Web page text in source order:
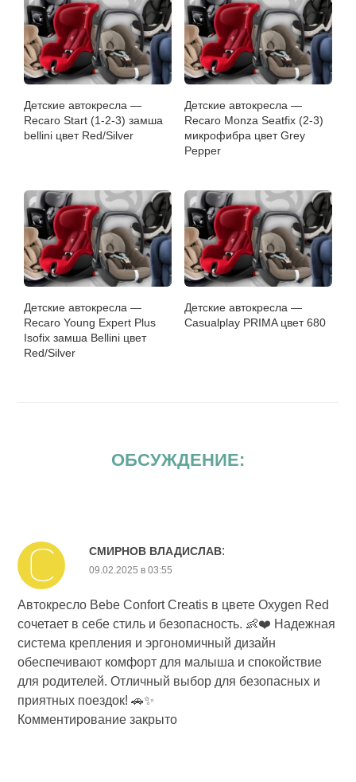
Детские автокресла —
Recaro Start (1-2-3) замша
bellini цвет Red/Silver
Детские автокресла —
Recaro Monza Seatfix (2-3)
микрофибра цвет Grey
Pepper
Детские автокресла —
Recaro Young Expert Plus
Isofix замша Bellini цвет
Red/Silver
Детские автокресла —
Casualplay PRIMA цвет 680
ОБСУЖДЕНИЕ:
СМИРНОВ ВЛАДИСЛАВ:
09.02.2025 в 03:55
Автокресло Bebe Confort Creatis в цвете Oxygen Red
сочетает в себе стиль и безопасность. 👶❤️ Надежная
система крепления и эргономичный дизайн
обеспечивают комфорт для малыша и спокойствие
для родителей. Отличный выбор для безопасных и
приятных поездок! 🚗✨
Комментирование закрыто